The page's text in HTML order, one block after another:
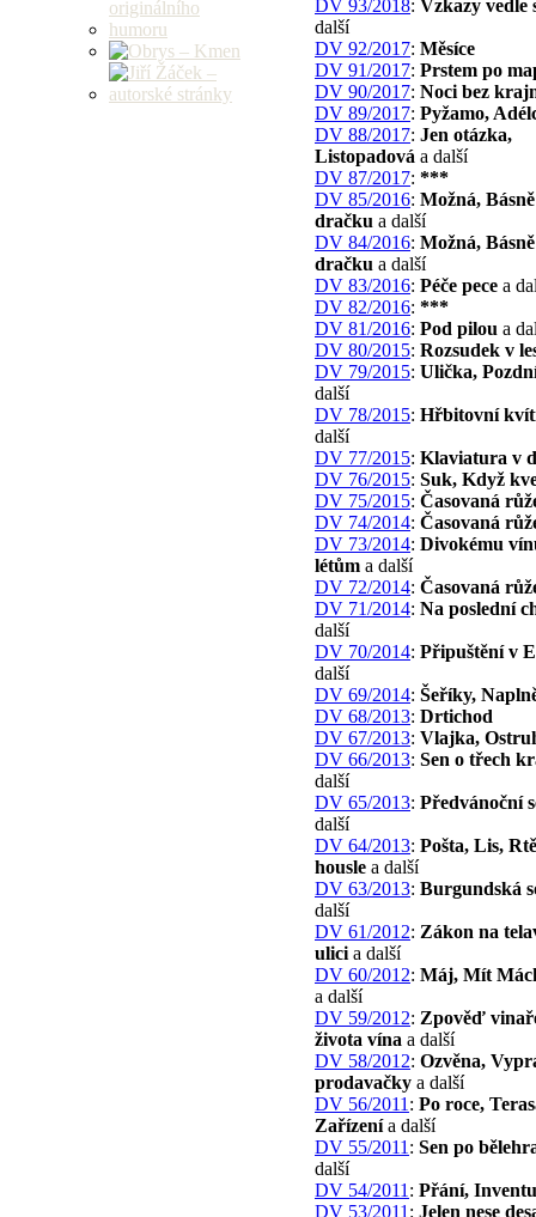
DV 93/2018: Vzkazy vedle
další
DV 92/2017: Měsíce
DV 91/2017: Prstem po
DV 90/2017: Noci bez
DV 89/2017: Pyžamo,
DV 88/2017: Jen otázka,
Listopadová a další
DV 87/2017: ***
DV 85/2016: Možná,
dračku a další
DV 84/2016: Možná,
dračku a další
DV 83/2016: Péče pece a
DV 82/2016: ***
DV 81/2016: Pod pilou a
DV 80/2015: Rozsudek v
DV 79/2015: Ulička,
další
DV 78/2015: Hřbitovní
další
DV 77/2015: Klaviatura v
DV 76/2015: Suk, Když
DV 75/2015: Časovaná
DV 74/2014: Časovaná
DV 73/2014: Divokému
létům a další
DV 72/2014: Časovaná
DV 71/2014: Na poslední
další
DV 70/2014: Připuštění v
další
DV 69/2014: Šeříky,
DV 68/2013: Drtichod
DV 67/2013: Vlajka,
DV 66/2013: Sen o třech
další
DV 65/2013: Předvánoční
další
DV 64/2013: Pošta, Lis,
housle a další
DV 63/2013: Burgundská
další
DV 61/2012: Zákon na
ulici a další
DV 60/2012: Máj, Mít
a další
DV 59/2012: Zpověď
života vína a další
DV 58/2012: Ozvěna,
prodavačky a další
DV 56/2011 : Po roce,
Zařízenía další
DV 55/2011 : Sen po
další
DV 54/2011 : Přání,
DV 53/2011 : Jelen nese